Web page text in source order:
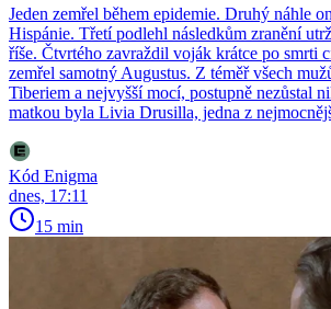
Jeden zemřel během epidemie. Druhý náhle
Hispánie. Třetí podlehl následkům zranění
říše. Čtvrtého zavraždil voják krátce po smrti
zemřel samotný Augustus. Z téměř všech
Tiberiem a nejvyšší mocí, postupně nezůstal
matkou byla Livia Drusilla, jedna z
Kód Enigma
dnes, 17:11
15 min